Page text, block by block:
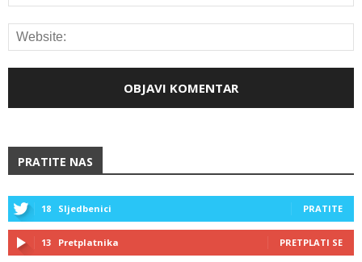
PRATITE NAS
18 Sljedbenici PRATITE
13 Pretplatnika PRETPLATI SE